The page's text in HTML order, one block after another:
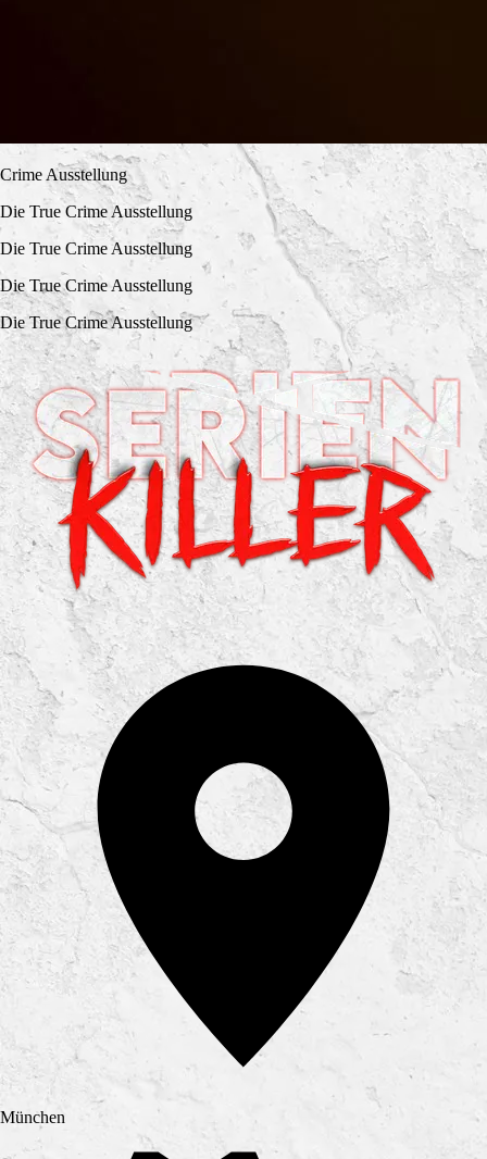
Crime Ausstellung
Die True Crime Ausstellung
Die True Crime Ausstellung
Die True Crime Ausstellung
Die True Crime Ausstellung
München